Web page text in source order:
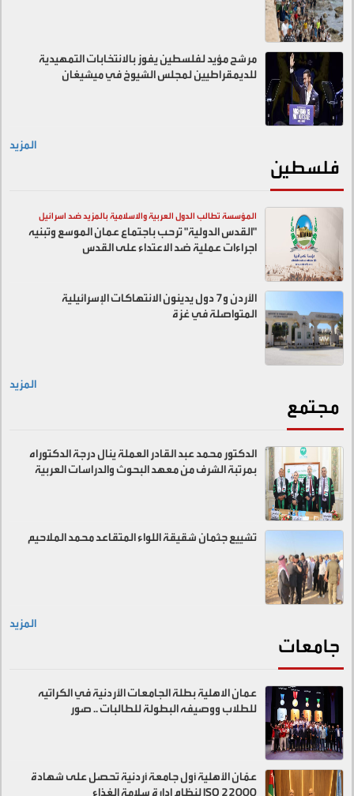
مرشح مؤيد لفلسطين يفوز بالانتخابات التمهيدية
للديمقراطيين لمجلس الشيوخ في ميشيغان
المزيد
فلسطين
المؤسسة تطالب الدول العربية والاسلامية بالمزيد ضد اسرائيل
"القدس الدولية" ترحب باجتماع عمان الموسع وتبنيه
اجراءات عملية ضد الاعتداء على القدس
الأردن و7 دول يدينون الانتهاكات الإسرائيلية
المتواصلة في غزة
المزيد
مجتمع
الدكتور محمد عبد القادر العملة ينال درجة الدكتوراه
بمرتبة الشرف من معهد البحوث والدراسات العربية
تشييع جثمان شقيقة اللواء المتقاعد محمد الملاحيم
المزيد
جامعات
عمان الاهلية بطلة الجامعات الأردنية في الكراتيه
للطلاب ووصيفه البطولة للطالبات .. صور
عمّان الأهلية أول جامعة أردنية تحصل على شهادة
ISO 22000 لنظام إدارة سلامة الغذاء